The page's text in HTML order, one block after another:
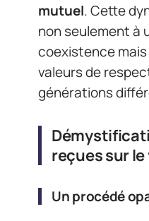
mutuel. Cette
non seulement à
coexistence
valeurs de
générations
reçues sur
Un procédé